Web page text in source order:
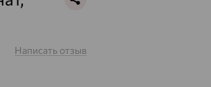
Написать отзыв